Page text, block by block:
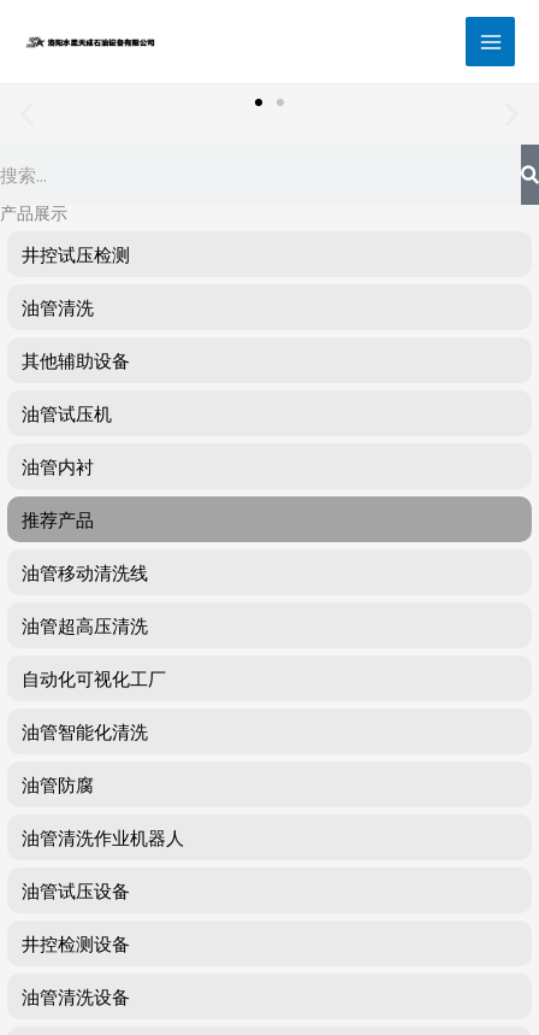
产品展示
井控试压检测
油管清洗
其他辅助设备
油管试压机
油管内衬
推荐产品
油管移动清洗线
油管超高压清洗
自动化可视化工厂
油管智能化清洗
油管防腐
油管清洗作业机器人
油管试压设备
井控检测设备
油管清洗设备